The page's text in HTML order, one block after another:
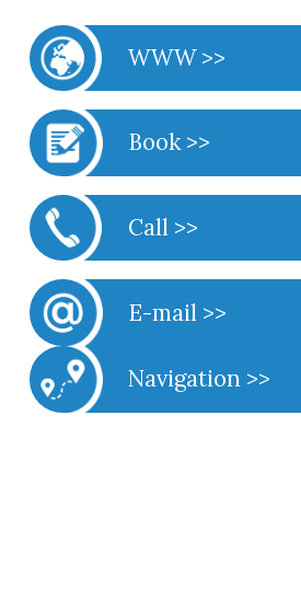
WWW >>
Book >>
Call >>
E-mail >>
Navigation >>